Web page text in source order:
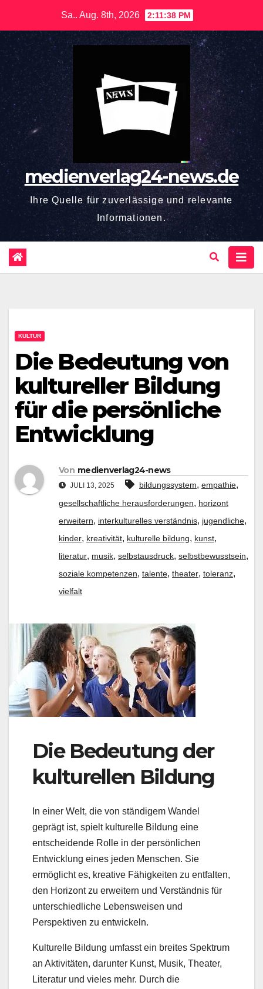
springen
Sa.. Aug. 8th, 2026 2:11:39 PM
medienverlag24-news.de
Ihre Quelle für zuverlässige und relevante
Informationen.
KULTUR
Die Bedeutung von
kultureller Bildung
für die persönliche
Entwicklung
Von medienverlag24-news
JULI 13, 2025 bildungssystem, empathie,
gesellschaftliche herausforderungen, horizont
erweitern, interkulturelles verständnis, jugendliche,
kinder, kreativität, kulturelle bildung, kunst,
literatur, musik, selbstausdruck, selbstbewusstsein,
soziale kompetenzen, talente, theater, toleranz,
vielfalt
Die Bedeutung der
kulturellen Bildung
In einer Welt, die von ständigem Wandel
geprägt ist, spielt kulturelle Bildung eine
entscheidende Rolle in der persönlichen
Entwicklung eines jeden Menschen. Sie
ermöglicht es, kreative Fähigkeiten zu entfalten,
den Horizont zu erweitern und Verständnis für
unterschiedliche Lebensweisen und
Perspektiven zu entwickeln.
Kulturelle Bildung umfasst ein breites Spektrum
an Aktivitäten, darunter Kunst, Musik, Theater,
Literatur und vieles mehr. Durch die